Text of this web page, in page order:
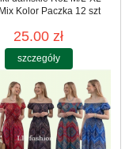
Kolor Paczka 12 szt
25.00 zł
szczegóły